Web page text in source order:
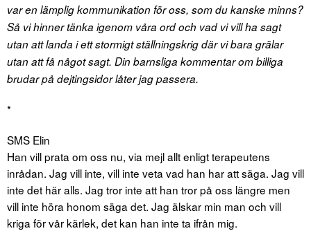
var en lämplig kommunikation för oss, som du kanske minns?
Så vi hinner tänka igenom våra ord och vad vi vill ha sagt
utan att landa i ett stormigt ställningskrig där vi bara grälar
utan att få något sagt. Din barnsliga kommentar om billiga
brudar på dejtingsidor låter jag passera.
*
SMS Elin
Han vill prata om oss nu, via mejl allt enligt terapeutens
inrådan. Jag vill inte, vill inte veta vad han har att säga. Jag vill
inte det här alls. Jag tror inte att han tror på oss längre men
vill inte höra honom säga det. Jag älskar min man och vill
kriga för vår kärlek, det kan han inte ta ifrån mig.